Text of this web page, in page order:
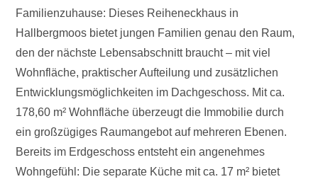
Familienzuhause: Dieses Reiheneckhaus in
Hallbergmoos bietet jungen Familien genau den Raum,
den der nächste Lebensabschnitt braucht – mit viel
Wohnfläche, praktischer Aufteilung und zusätzlichen
Entwicklungsmöglichkeiten im Dachgeschoss. Mit ca.
178,60 m² Wohnfläche überzeugt die Immobilie durch
ein großzügiges Raumangebot auf mehreren Ebenen.
Bereits im Erdgeschoss entsteht ein angenehmes
Wohngefühl: Die separate Küche mit ca. 17 m² bietet